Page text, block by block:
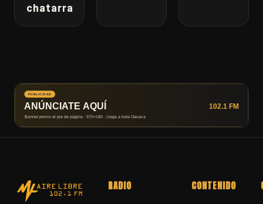
chatarra
RADIO CONTENIDO